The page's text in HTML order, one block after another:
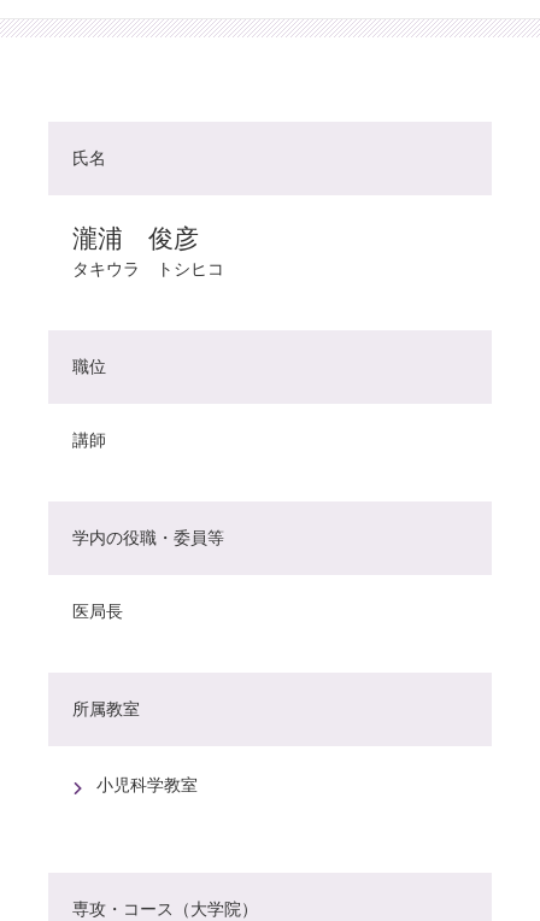
氏名
瀧浦 俊彦
タキウラ トシヒコ
職位
講師
学内の役職・委員等
医局長
所属教室
小児科学教室
専攻・コース（大学院）